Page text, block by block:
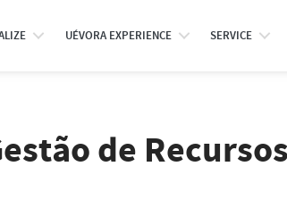
UÉVORA EXPERIENCE SERVICE
de